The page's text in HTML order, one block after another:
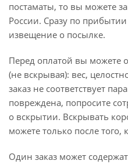
постаматы, то вы можете
России. Сразу по
извещение о посылке.
Перед оплатой вы можете
(не вскрывая): вес,
заказ не соответствует
повреждена, попросите
о вскрытии. Вскрывать
можете только после того,
Один заказ может